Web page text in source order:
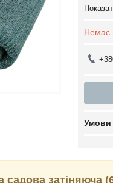
Немає
садова затіняюча